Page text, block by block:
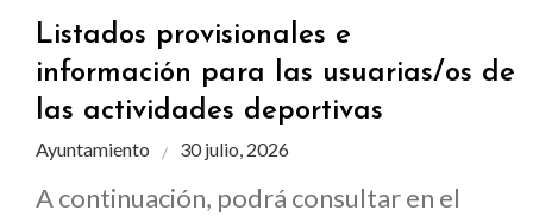
Listados provisionales e
información para las usuarias/os de
las actividades deportivas
Ayuntamiento 30 julio, 2026
A continuación, podrá consultar en el